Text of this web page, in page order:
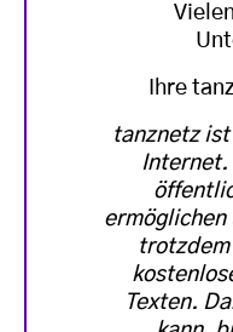
Ihre
tanznetz ist
Internet.
ermöglichen
trotzdem
Texten.